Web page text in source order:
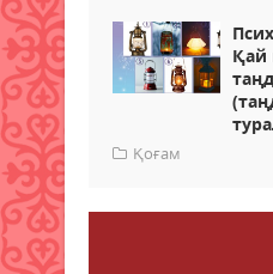
Қоғам